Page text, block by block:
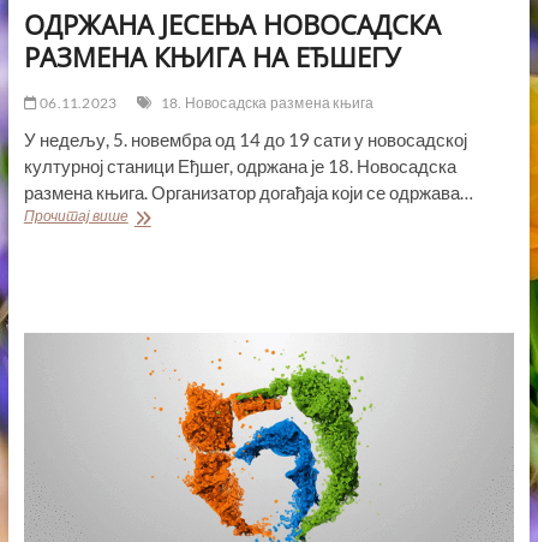
ОДРЖАНА ЈЕСЕЊА НОВОСАДСКА
РАЗМЕНА КЊИГА НА ЕЂШЕГУ
06.11.2023 18. Новосадска размена књига
У недељу, 5. новембра од 14 до 19 сати у новосадској
културној станици Еђшег, одржана је 18. Новосадска
размена књига. Организатор догађаја који се одржава…
Прочитај вишеОДРЖАНА
ЕЂШЕГУ